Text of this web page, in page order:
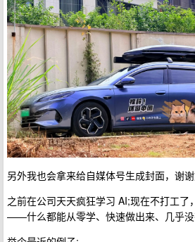
另外我也会拿来给自媒体号生成封面，谢谢
之前在公司天天疯狂学习 AI;现在不打工了
——什么都能从零学、快速做出来、几乎没